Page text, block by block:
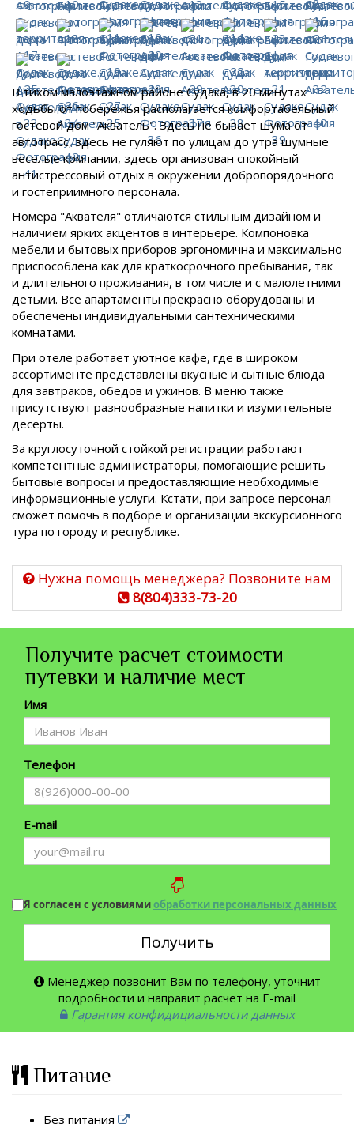
В тихом малоэтажном районе Судака, в 20 минутах
ходьбы от побережья располагается комфортабельный
гостевой дом "Акватель". Здесь не бывает шума от
автотрасс, здесь не гуляют по улицам до утра шумные
веселые компании, здесь организован спокойный
антистрессовый отдых в окружении добропорядочного
и гостеприимного персонала.
Номера "Аквателя" отличаются стильным дизайном и
наличием ярких акцентов в интерьере. Компоновка
мебели и бытовых приборов эргономична и максимально
приспособлена как для краткосрочного пребывания, так
и длительного проживания, в том числе и с малолетними
детьми. Все апартаменты прекрасно оборудованы и
обеспечены индивидуальными сантехническими
комнатами.
При отеле работает уютное кафе, где в широком
ассортименте представлены вкусные и сытные блюда
для завтраков, обедов и ужинов. В меню также
присутствуют разнообразные напитки и изумительные
десерты.
За круглосуточной стойкой регистрации работают
компетентные администраторы, помогающие решить
бытовые вопросы и предоставляющие необходимые
информационные услуги. Кстати, при запросе персонал
сможет помочь в подборе и организации экскурсионного
тура по городу и республике.
Нужна помощь менеджера? Позвоните нам
8(804)333-73-20
Получите расчет стоимости
путевки и наличие мест
Имя
Телефон
E-mail
Я согласен с условиямиобработки персональных данных
Получить
Менеджер позвонит Вам по телефону, уточнит
подробности и направит расчет на E-mail
Гарантия конфидициальности данных
Питание
Без питания